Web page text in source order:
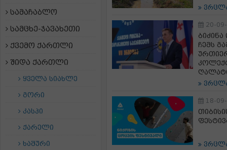
სამაჩაბლო
სამცხე-ჯავახეთი
ქვემო ქართლი
შიდა ქართლი
ყველა სიახლე
გორი
კასპი
ქარელი
ხაშური
20-
ჩემს
18-